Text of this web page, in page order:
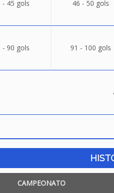
- 45 gols 46 - 50 gols
- 90 gols 91 - 100 gols
CAMPEONATO